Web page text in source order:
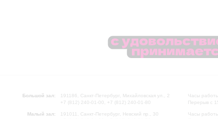
Большой зал:
191186, Санкт-Петербург, Михайловская ул., 2
+7 (812) 240-01-00, +7 (812) 240-01-80
Малый зал:
191011, Санкт-Петербург, Невский пр., 30
Часы
Перерыв с
Часы